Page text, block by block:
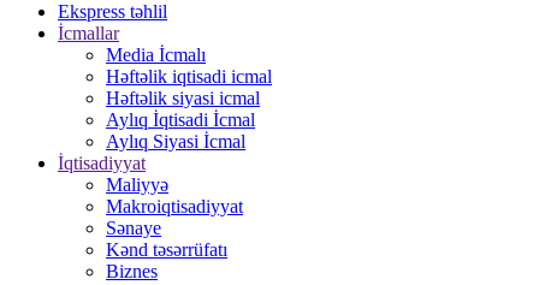
Ekspress təhlil
İcmallar
Media İcmalı
Həftəlik iqtisadi icmal
Həftəlik siyasi icmal
Aylıq İqtisadi İcmal
Aylıq Siyasi İcmal
İqtisadiyyat
Maliyyə
Makroiqtisadiyyat
Sənaye
Kənd təsərrüfatı
Biznes